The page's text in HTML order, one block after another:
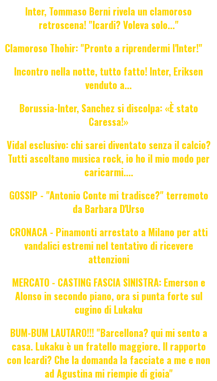
Inter, Tommaso Berni rivela un clamoroso
retroscena! "Icardi? Voleva solo..."
Clamoroso Thohir: "Pronto a riprendermi l'Inter!"
Incontro nella notte, tutto fatto! Inter, Eriksen
venduto a...
Borussia-Inter, Sanchez si discolpa: «È stato
Caressa!»
Vidal esclusivo: chi sarei diventato senza il calcio?
Tutti ascoltano musica rock, io ho il mio modo per
caricarmi....
GOSSIP - "Antonio Conte mi tradisce?" terremoto
da Barbara D'Urso
CRONACA - Pinamonti arrestato a Milano per atti
vandalici estremi nel tentativo di ricevere
attenzioni
MERCATO - CASTING FASCIA SINISTRA: Emerson e
Alonso in secondo piano, ora si punta forte sul
cugino di Lukaku
BUM-BUM LAUTARO!!! "Barcellona? qui mi sento a
casa. Lukaku è un fratello maggiore. Il rapporto
con Icardi? Che la domanda la facciate a me e non
ad Agustina mi riempie di gioia"